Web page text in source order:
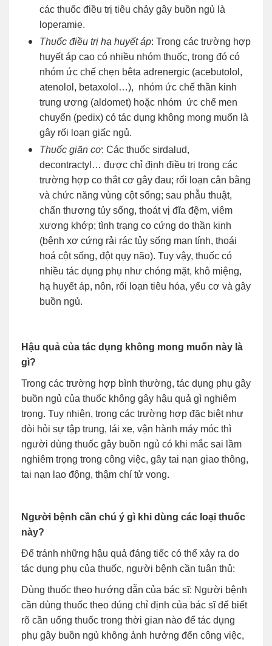
các thuốc điều trị tiêu chảy gây buồn ngủ là
loperamie.
Thuốc điều trị hạ huyết áp: Trong các trường hợp
huyết áp cao có nhiều nhóm thuốc, trong đó có
nhóm ức chế chẹn bêta adrenergic (acebutolol,
atenolol, betaxolol…), nhóm ức chế thần kinh
trung ương (aldomet) hoặc nhóm ức chế men
chuyển (pedix) có tác dụng không mong muốn là
gây rối loạn giấc ngủ.
Thuốc giãn cơ: Các thuốc sirdalud,
decontractyl… được chỉ định điều trị trong các
trường hợp co thắt cơ gây đau; rối loạn cân bằng
và chức năng vùng cột sống; sau phẫu thuật,
chấn thương tủy sống, thoát vị đĩa đệm, viêm
xương khớp; tình trạng co cứng do thần kinh
(bệnh xơ cứng rải rác tủy sống mạn tính, thoái
hoá cột sống, đột qụy não). Tuy vậy, thuốc có
nhiều tác dụng phụ như chóng mặt, khô miệng,
hạ huyết áp, nôn, rối loạn tiêu hóa, yếu cơ và gây
buồn ngủ.
Hậu quả của tác dụng không mong muốn này là
gì?
Trong các trường hợp bình thường, tác dụng phụ gây
buồn ngủ của thuốc không gây hậu quả gì nghiêm
trọng. Tuy nhiên, trong các trường hợp đặc biệt như
đòi hỏi sự tập trung, lái xe, vận hành máy móc thì
người dùng thuốc gây buồn ngủ có khi mắc sai lầm
nghiêm trọng trong công việc, gây tai nạn giao thông,
tai nạn lao động, thậm chí tử vong.
Người bệnh cần chú ý gì khi dùng các loại thuốc
này?
Để tránh những hậu quả đáng tiếc có thể xảy ra do
tác dụng phụ của thuốc, người bệnh cần tuân thủ:
Dùng thuốc theo hướng dẫn của bác sĩ: Người bệnh
cần dùng thuốc theo đúng chỉ định của bác sĩ để biết
rõ cần uống thuốc trong thời gian nào để tác dụng
phụ gây buồn ngủ không ảnh hưởng đến công việc,